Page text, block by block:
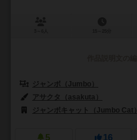
ジャンボ（Jumbo）
アサクタ（asakuta）
ジャンボキャット（Jumbo Cat）
5 16